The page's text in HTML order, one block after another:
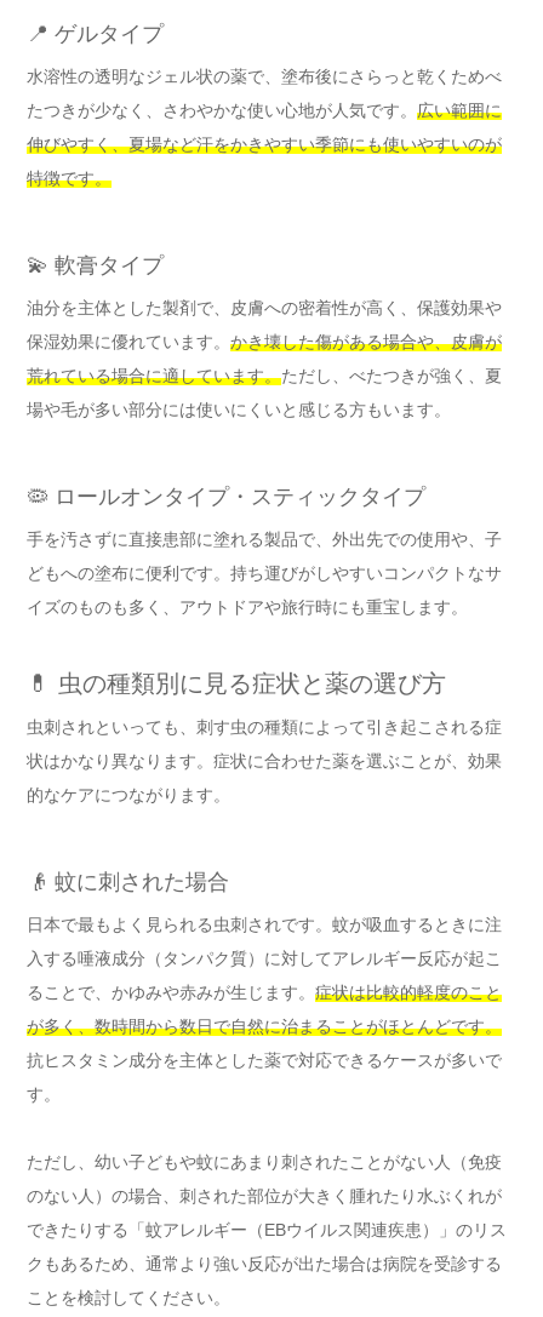
📍 ゲルタイプ
水溶性の透明なジェル状の薬で、塗布後にさらっと乾くためべ
たつきが少なく、さわやかな使い心地が人気です。 広い範囲に
伸びやすく、夏場など汗をかきやすい季節にも使いやすいのが
特徴です。
💫 軟膏タイプ
油分を主体とした製剤で、皮膚への密着性が高く、保護効果や
保湿効果に優れています。 かき壊した傷がある場合や、皮膚が
荒れている場合に適しています。ただし、べたつきが強く、夏
場や毛が多い部分には使いにくいと感じる方もいます。
🦠 ロールオンタイプ・スティックタイプ
手を汚さずに直接患部に塗れる製品で、外出先での使用や、子
どもへの塗布に便利です。持ち運びがしやすいコンパクトなサ
イズのものも多く、アウトドアや旅行時にも重宝します。
💊 虫の種類別に見る症状と薬の選び方
虫刺されといっても、刺す虫の種類によって引き起こされる症
状はかなり異なります。症状に合わせた薬を選ぶことが、効果
的なケアにつながります。
👴 蚊に刺された場合
日本で最もよく見られる虫刺されです。蚊が吸血するときに注
入する唾液成分（タンパク質）に対してアレルギー反応が起こ
ることで、かゆみや赤みが生じます。 症状は比較的軽度のこと
が多く、数時間から数日で自然に治まることがほとんどです。
抗ヒスタミン成分を主体とした薬で対応できるケースが多いで
す。
ただし、幼い子どもや蚊にあまり刺されたことがない人（免疫
のない人）の場合、刺された部位が大きく腫れたり水ぶくれが
できたりする「蚊アレルギー（EBウイルス関連疾患）」のリス
クもあるため、通常より強い反応が出た場合は病院を受診する
ことを検討してください。